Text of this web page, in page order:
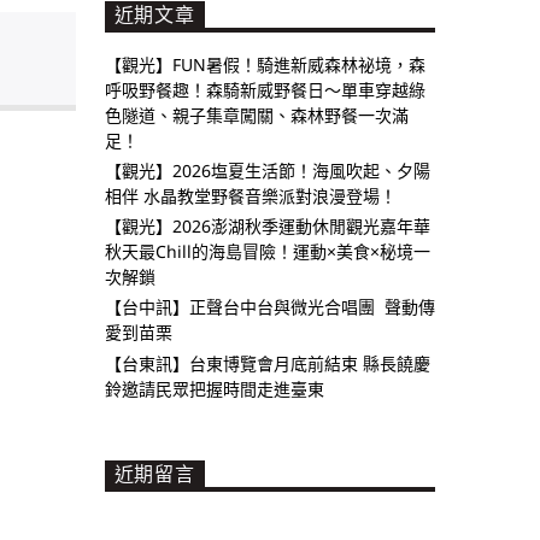
近期文章
【觀光】FUN暑假！騎進新威森林祕境，森
呼吸野餐趣！森騎新威野餐日～單車穿越綠
色隧道、親子集章闖關、森林野餐一次滿
足！
【觀光】2026塩夏生活節！海風吹起、夕陽
相伴 水晶教堂野餐音樂派對浪漫登場！
【觀光】2026澎湖秋季運動休閒觀光嘉年華
秋天最Chill的海島冒險！運動×美食×秘境一
次解鎖
【台中訊】正聲台中台與微光合唱團 聲動傳
愛到苗栗
【台東訊】台東博覽會月底前結束 縣長饒慶
鈴邀請民眾把握時間走進臺東
近期留言